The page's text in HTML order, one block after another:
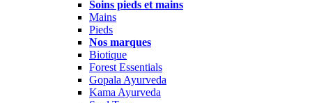
Soins pieds et mains
Mains
Pieds
Nos marques
Biotique
Forest Essentials
Gopala Ayurveda
Kama Ayurveda